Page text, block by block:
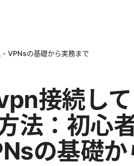
- VPNsの基礎から実務まで
接続し
法：初心
の基礎か